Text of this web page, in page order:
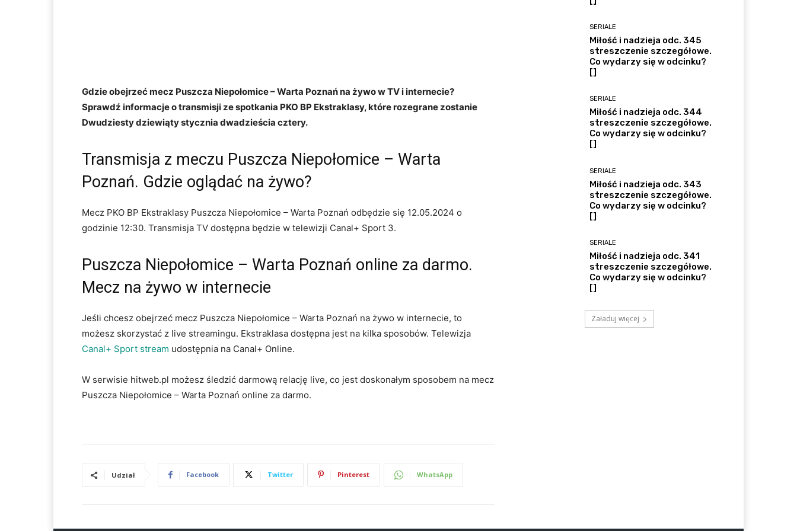
Gdzie obejrzeć mecz Puszcza Niepołomice – Warta Poznań na żywo w TV i internecie?
Sprawdź informacje o transmisji ze spotkania PKO BP Ekstraklasy, które rozegrane zostanie
Dwudziesty dziewiąty stycznia dwadzieścia cztery.
Transmisja z meczu Puszcza Niepołomice – Warta
Poznań. Gdzie oglądać na żywo?
Mecz PKO BP Ekstraklasy Puszcza Niepołomice – Warta Poznań odbędzie się 12.05.2024 o
godzinie 12:30. Transmisja TV dostępna będzie w telewizji Canal+ Sport 3.
Puszcza Niepołomice – Warta Poznań online za darmo.
Mecz na żywo w internecie
Jeśli chcesz obejrzeć mecz Puszcza Niepołomice – Warta Poznań na żywo w internecie, to
możesz skorzystać z live streamingu. Ekstraklasa dostępna jest na kilka sposobów. Telewizja
Canal+ Sport stream udostępnia na Canal+ Online.
W serwisie hitweb.pl możesz śledzić darmową relację live, co jest doskonałym sposobem na mecz
Puszcza Niepołomice – Warta Poznań online za darmo.
Udział Facebook Twitter Pinterest WhatsApp
SERIALE
Miłość i nadzieja odc. 345
streszczenie szczegółowe.
Co wydarzy się w odcinku?
[]
SERIALE
Miłość i nadzieja odc. 344
streszczenie szczegółowe.
Co wydarzy się w odcinku?
[]
SERIALE
Miłość i nadzieja odc. 343
streszczenie szczegółowe.
Co wydarzy się w odcinku?
[]
SERIALE
Miłość i nadzieja odc. 341
streszczenie szczegółowe.
Co wydarzy się w odcinku?
[]
Załaduj więcej